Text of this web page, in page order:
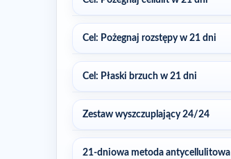
Cel: Pożegnaj rozstępy w 21 dni
Cel: Płaski brzuch w 21 dni
Zestaw wyszczuplający 24/24
21-dniowa metoda antycellulitowa